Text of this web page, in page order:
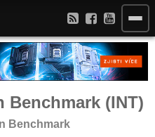
Benchmark (INT)
Benchmark